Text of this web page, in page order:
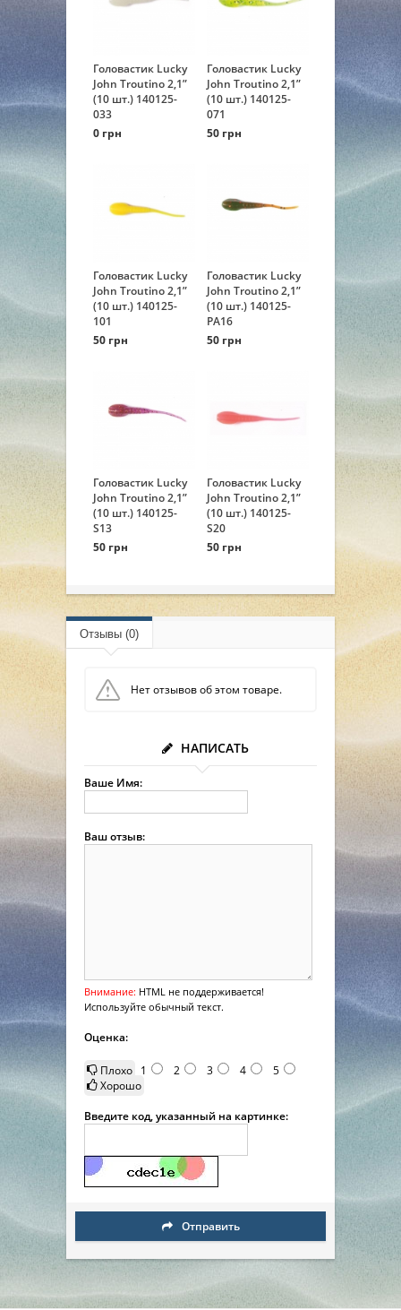
Головастик Lucky
John Troutino 2,1”
(10 шт.) 140125-
033
0 грн
Головастик Lucky
John Troutino 2,1”
(10 шт.) 140125-
071
50 грн
Головастик Lucky
John Troutino 2,1”
(10 шт.) 140125-
101
50 грн
Головастик Lucky
John Troutino 2,1”
(10 шт.) 140125-
PA16
50 грн
Головастик Lucky
John Troutino 2,1”
(10 шт.) 140125-
S13
50 грн
Головастик Lucky
John Troutino 2,1”
(10 шт.) 140125-
S20
50 грн
Отзывы (0)
Нет отзывов об этом товаре.
НАПИСАТЬ
Ваше Имя:
Ваш отзыв:
Внимание: HTML не поддерживается!
Используйте обычный текст.
Оценка:
Плохо 1 2 3 4
5
Хорошо
Введите код, указанный на картинке:
Отправить